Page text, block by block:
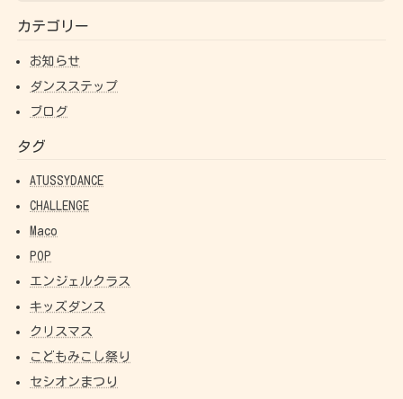
カテゴリー
お知らせ
ダンスステップ
ブログ
タグ
ATUSSYDANCE
CHALLENGE
Maco
POP
エンジェルクラス
キッズダンス
クリスマス
こどもみこし祭り
セシオンまつり